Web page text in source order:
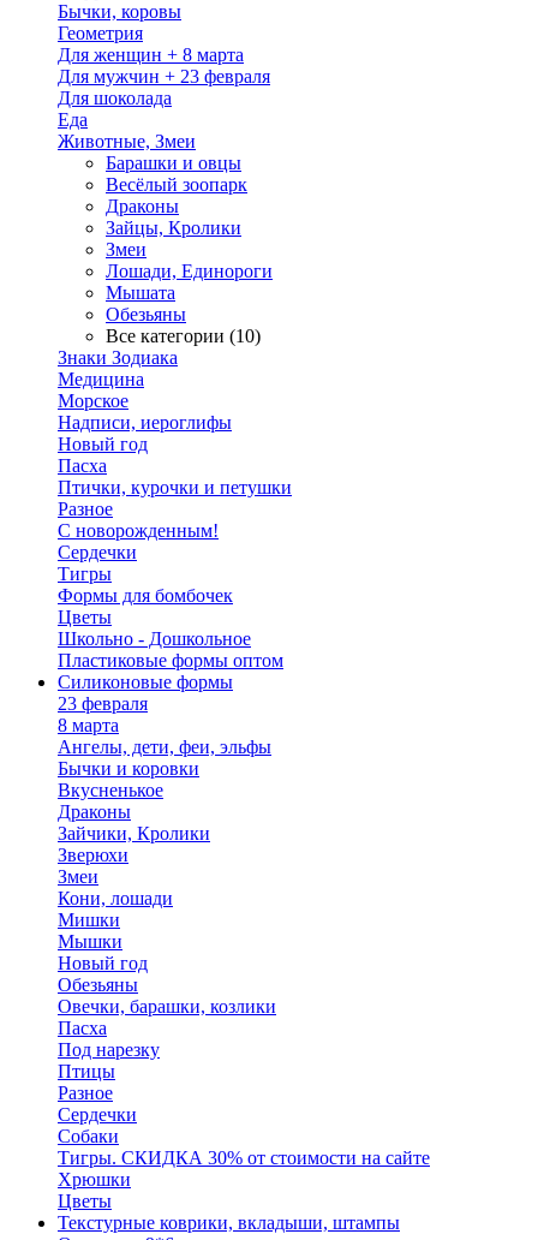
Бычки, коровы
Геометрия
Для женщин + 8 марта
Для мужчин + 23 февраля
Для шоколада
Еда
Животные, Змеи
Барашки и овцы
Весёлый зоопарк
Драконы
Зайцы, Кролики
Змеи
Лошади, Единороги
Мышата
Обезьяны
Все категории (10)
Знаки Зодиака
Медицина
Морское
Надписи, иероглифы
Новый год
Пасха
Птички, курочки и петушки
Разное
С новорожденным!
Сердечки
Тигры
Формы для бомбочек
Цветы
Школьно - Дошкольное
Пластиковые формы оптом
Силиконовые формы
23 февраля
8 марта
Ангелы, дети, феи, эльфы
Бычки и коровки
Вкусненькое
Драконы
Зайчики, Кролики
Зверюхи
Змеи
Кони, лошади
Мишки
Мышки
Новый год
Обезьяны
Овечки, барашки, козлики
Пасха
Под нарезку
Птицы
Разное
Сердечки
Собаки
Тигры. СКИДКА 30% от стоимости на сайте
Хрюшки
Цветы
Текстурные коврики, вкладыши, штампы